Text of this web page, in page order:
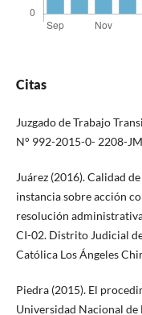
Citas
Juzgado de Trabajo
N° 992-2015-0- 2208-
Juárez (2016). Calidad
instancia sobre acción
resolución
CI-02. Distrito Judicial
Católica Los Ángeles
Piedra (2015). El
Universidad Nacional de